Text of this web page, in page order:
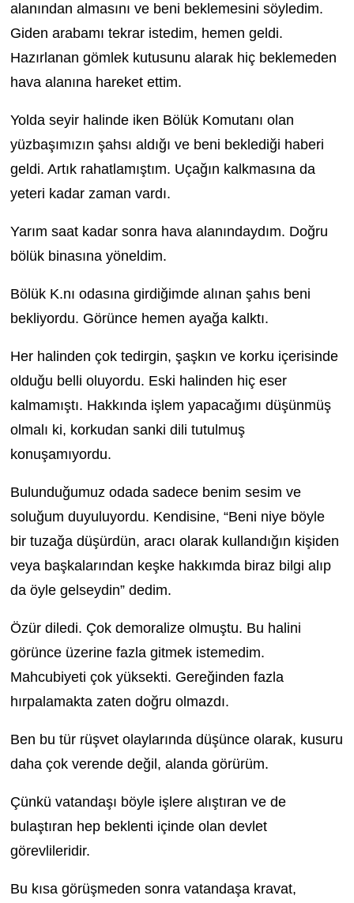
alanından almasını ve beni beklemesini söyledim.
Giden arabamı tekrar istedim, hemen geldi.
Hazırlanan gömlek kutusunu alarak hiç beklemeden
hava alanına hareket ettim.
Yolda seyir halinde iken Bölük Komutanı olan
yüzbaşımızın şahsı aldığı ve beni beklediği haberi
geldi. Artık rahatlamıştım. Uçağın kalkmasına da
yeteri kadar zaman vardı.
Yarım saat kadar sonra hava alanındaydım. Doğru
bölük binasına yöneldim.
Bölük K.nı odasına girdiğimde alınan şahıs beni
bekliyordu. Görünce hemen ayağa kalktı.
Her halinden çok tedirgin, şaşkın ve korku içerisinde
olduğu belli oluyordu. Eski halinden hiç eser
kalmamıştı. Hakkında işlem yapacağımı düşünmüş
olmalı ki, korkudan sanki dili tutulmuş
konuşamıyordu.
Bulunduğumuz odada sadece benim sesim ve
soluğum duyuluyordu. Kendisine, “Beni niye böyle
bir tuzağa düşürdün, aracı olarak kullandığın kişiden
veya başkalarından keşke hakkımda biraz bilgi alıp
da öyle gelseydin” dedim.
Özür diledi. Çok demoralize olmuştu. Bu halini
görünce üzerine fazla gitmek istemedim.
Mahcubiyeti çok yüksekti. Gereğinden fazla
hırpalamakta zaten doğru olmazdı.
Ben bu tür rüşvet olaylarında düşünce olarak, kusuru
daha çok verende değil, alanda görürüm.
Çünkü vatandaşı böyle işlere alıştıran ve de
bulaştıran hep beklenti içinde olan devlet
görevlileridir.
Bu kısa görüşmeden sonra vatandaşa kravat,